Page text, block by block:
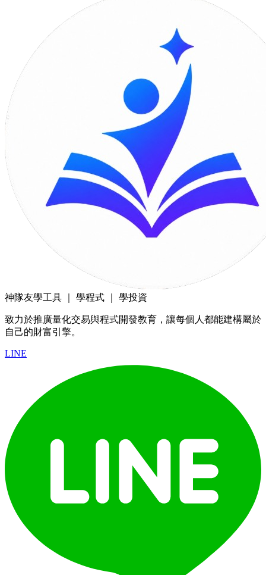
神隊友學工具 ｜ 學程式 ｜ 學投資
致力於推廣量化交易與程式開發教育，讓每個人都能建構屬於
自己的財富引擎。
LINE